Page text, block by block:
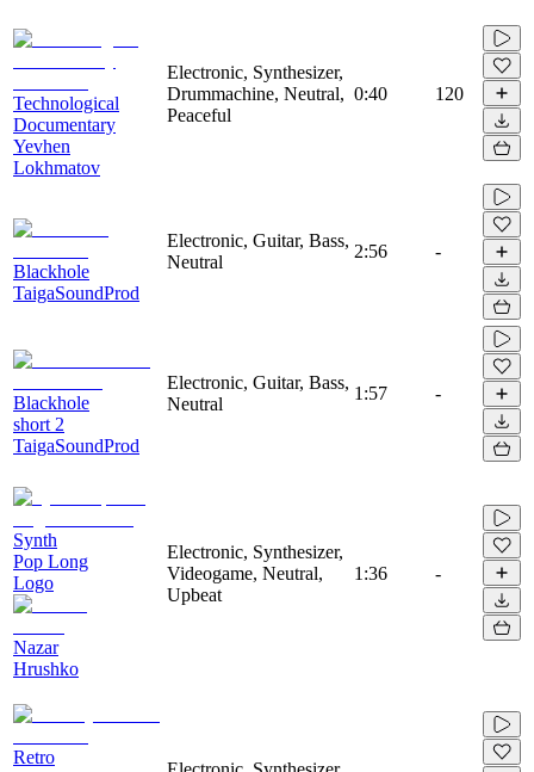
Technological
Documentary
Yevhen
Lokhmatov
Electronic, Synthesizer,
Drummachine, Neutral,
Peaceful
0:40 120
Blackhole
TaigaSoundProd
Electronic, Guitar, Bass,
Neutral
2:56 -
Blackhole
short 2
TaigaSoundProd
Electronic, Guitar, Bass,
Neutral
1:57 -
Synth
Pop Long
Logo
Nazar
Hrushko
Electronic, Synthesizer,
Videogame, Neutral,
Upbeat
1:36 -
Retro